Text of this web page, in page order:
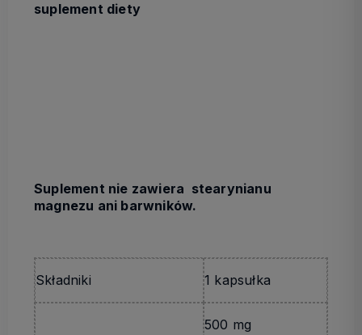
suplement diety
Suplement nie zawiera stearynianu
magnezu ani barwników.
Składniki 1 kapsułka
500 mg